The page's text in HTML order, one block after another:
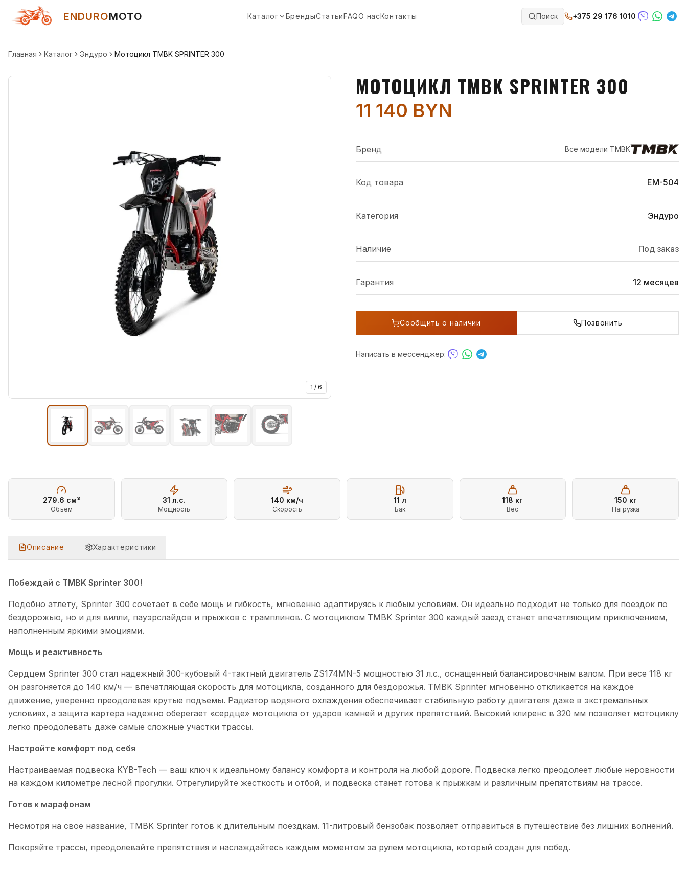
ENDUROMOTO Каталог БрендыСтатьиFAQО насКонтакты Поиск +375 29 176 1010
Главная Каталог Эндуро Мотоцикл TMBK SPRINTER 300
1 / 6
МОТОЦИКЛ TMBK SPRINTER 300
11 140 BYN
Бренд Все модели TMBK
Код товара EM-504
Категория Эндуро
Наличие Под заказ
Гарантия 12 месяцев
Сообщить о наличии Позвонить
Написать в мессенджер:
279.6 см³
Объем
31 л.с.
Мощность
140 км/ч
Скорость
11 л
Бак
118 кг
Вес
150 кг
Нагрузка
Описание Характеристики
ОПИСАНИЕМОТОЦИКЛ TMBK SPRINTER 300
Побеждай с TMBK Sprinter 300!
Подобно атлету, Sprinter 300 сочетает в себе мощь и гибкость, мгновенно адаптируясь к любым условиям. Он идеально подходит не только для поездок по
бездорожью, но и для вилли, пауэрслайдов и прыжков с трамплинов. С мотоциклом TMBK Sprinter 300 каждый заезд станет впечатляющим приключением,
наполненным яркими эмоциями.
Мощь и реактивность
Сердцем Sprinter 300 стал надежный 300-кубовый 4-тактный двигатель ZS174MN-5 мощностью 31 л.с., оснащенный балансировочным валом. При весе 118 кг
он разгоняется до 140 км/ч — впечатляющая скорость для мотоцикла, созданного для бездорожья. TMBK Sprinter мгновенно откликается на каждое
движение, уверенно преодолевая крутые подъемы. Радиатор водяного охлаждения обеспечивает стабильную работу двигателя даже в экстремальных
условиях, а защита картера надежно оберегает «сердце» мотоцикла от ударов камней и других препятствий. Высокий клиренс в 320 мм позволяет мотоциклу
легко преодолевать даже самые сложные участки трассы.
Настройте комфорт под себя
Настраиваемая подвеска KYB-Tech — ваш ключ к идеальному балансу комфорта и контроля на любой дороге. Подвеска легко преодолеет любые неровности
на каждом километре лесной прогулки. Отрегулируйте жесткость и отбой, и подвеска станет готова к прыжкам и различным препятствиям на трассе.
Готов к марафонам
Несмотря на свое название, TMBK Sprinter готов к длительным поездкам. 11-литровый бензобак позволяет отправиться в путешествие без лишних волнений.
Покоряйте трассы, преодолевайте препятствия и наслаждайтесь каждым моментом за рулем мотоцикла, который создан для побед.